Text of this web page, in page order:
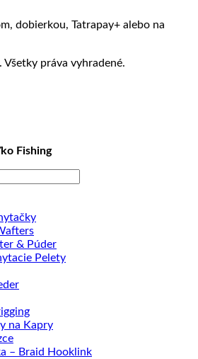
dobierkou, Tatrapay+ alebo na
práva vyhradené.
Fishing
& Púder
Pelety
na Kapry
– Braid Hooklink